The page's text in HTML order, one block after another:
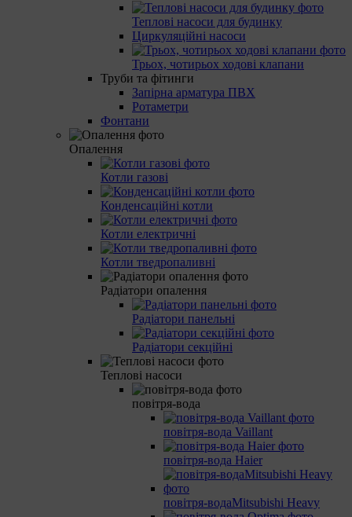
Теплові насоси для будинку
Циркуляційні насоси
Трьох, чотирьох ходові клапани
Труби та фітинги
Запірна арматура ПВХ
Ротаметри
Фонтани
Опалення
Котли газові
Конденсаційні котли
Котли електричні
Котли тведропаливні
Радіатори опалення
Радіатори панельні
Радіатори секційні
Теплові насоси
повітря-вода
повітря-вода Vaillant
повітря-вода Haier
повітря-водаMitsubishi Heavy